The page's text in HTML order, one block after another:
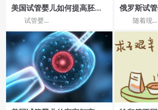
美国试管婴儿如何提高胚胎
着床率
试管婴...
俄罗斯试
晓：哪家
随着现...